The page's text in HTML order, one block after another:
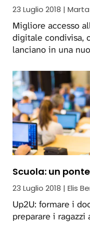
23 Luglio 2018 |
Migliore accesso
digitale condivisa,
lanciano in una
Scuola: un
23 Luglio 2018 | Elis
Up2U: formare i
preparare i ragazzi